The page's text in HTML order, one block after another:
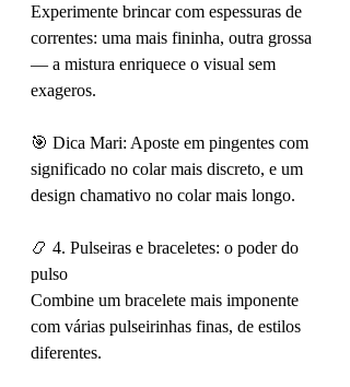
Experimente brincar com espessuras de
correntes: uma mais fininha, outra grossa
— a mistura enriquece o visual sem
exageros.
🎯 Dica Mari: Aposte em pingentes com
significado no colar mais discreto, e um
design chamativo no colar mais longo.
📿 4. Pulseiras e braceletes: o poder do
pulso
Combine um bracelete mais imponente
com várias pulseirinhas finas, de estilos
diferentes.